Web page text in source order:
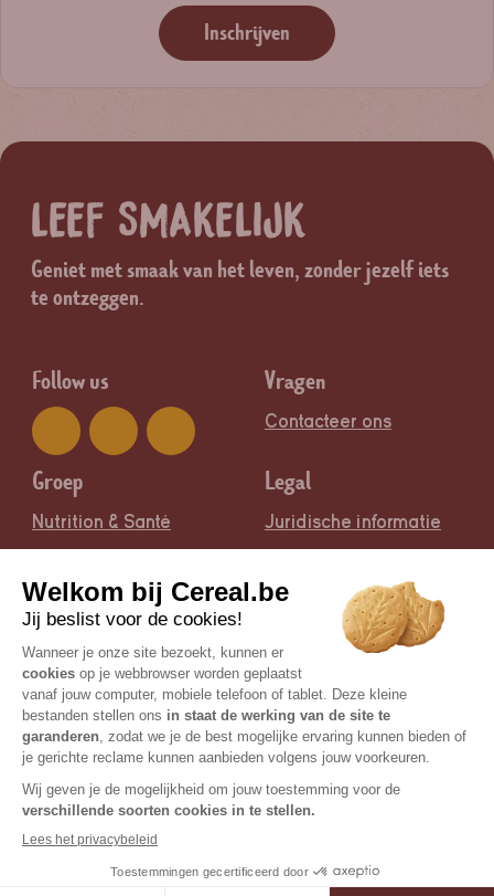
Inschrijven
LEEF SMAKELIJK
Geniet met smaak van het leven, zonder jezelf iets
te ontzeggen.
Follow us Vragen
Contacteer ons
Groep
Nutrition & Santé
Legal
Juridische informatie
Certisys / BE-BIO-01 is de controlerende bioinstantie |
© Copyright 2026 Céréal